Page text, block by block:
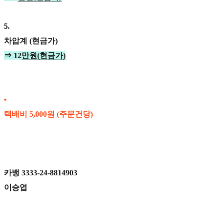
5.
차압계 (현금가)
⇒ 12만원(현금가)
•
택배비 5,000원 (주문건당)
카뱅 3333-24-8814903
이승엽